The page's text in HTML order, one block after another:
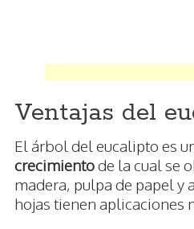
Ventajas del
El árbol del eucalipto es
crecimientode la cual se
madera, pulpa de papel y
hojas tienen aplicaciones